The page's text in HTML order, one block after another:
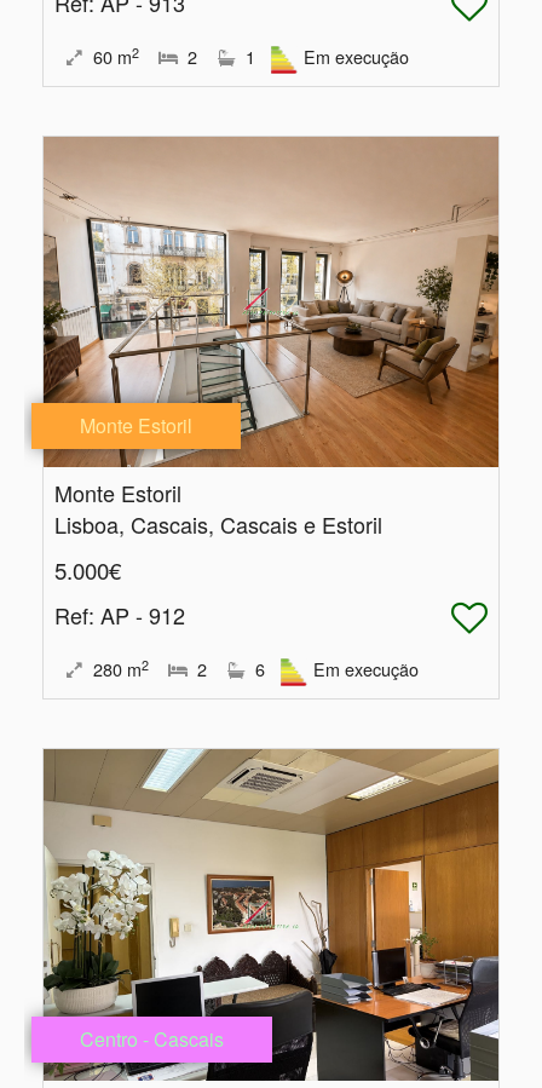
60 m2 2 1 Em execução
Monte Estoril
Monte Estoril
Lisboa, Cascais, Cascais e Estoril
5.000€
Ref: AP - 912
280 m2 2 6 Em execução
Centro - Cascais